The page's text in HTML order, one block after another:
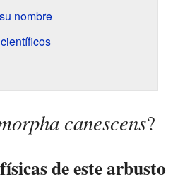
nombre
canescens?
de este arbusto